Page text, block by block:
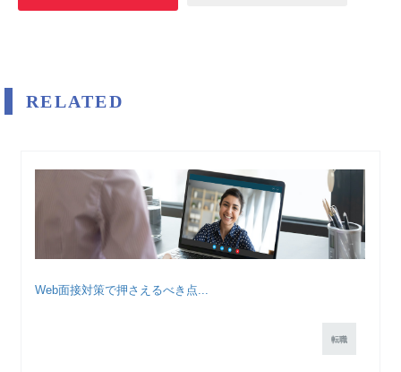
RELATED
Web面接対策で押さえるべき点...
転職